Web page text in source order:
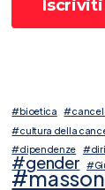
#bioetica #cancel
#cultura della
#dipendenze
#gender